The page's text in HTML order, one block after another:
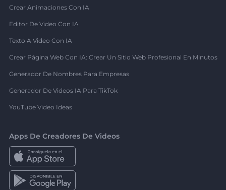
Crear Animaciones Con IA
Editor De Video Con IA
Texto A Video Con IA
Crear Página Web Con IA: Crear Un Sitio Web Profesional En Minutos
Generador De Nombres Para Empresas
Generador De Videos IA Para TikTok
YouTube Video Ideas
Apps De Creadores De Videos